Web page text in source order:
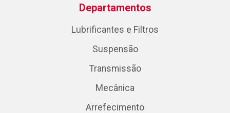
Departamentos
Lubrificantes e Filtros
Suspensão
Transmissão
Mecânica
Arrefecimento